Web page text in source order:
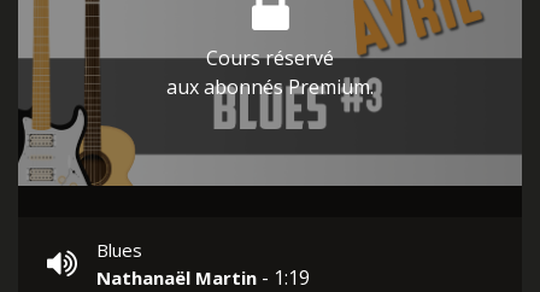
Cours réservé
aux abonnés Premium.
Blues
Nathanaël Martin - 1:19